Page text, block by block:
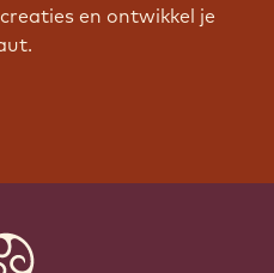
en ontwikkel je